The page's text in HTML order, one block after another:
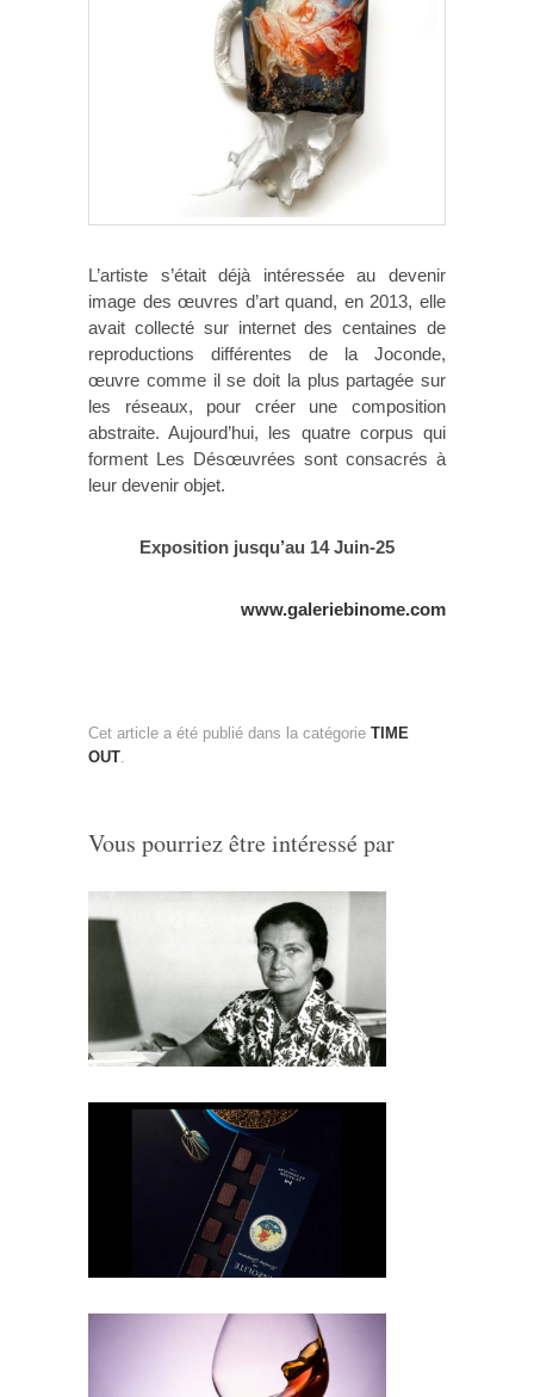
L’artiste s’était déjà intéressée au devenir
image des œuvres d’art quand, en 2013, elle
avait collecté sur internet des centaines de
reproductions différentes de la Joconde,
œuvre comme il se doit la plus partagée sur
les réseaux, pour créer une composition
abstraite. Aujourd’hui, les quatre corpus qui
forment Les Désœuvrées sont consacrés à
leur devenir objet.
Exposition jusqu’au 14 Juin-25
www.galeriebinome.com
Cet article a été publié dans la catégorie TIME
OUT
Vous pourriez être intéressé par